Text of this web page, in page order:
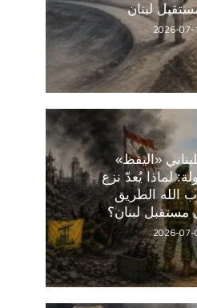
لبنان
2026-
«اليقظ»
لماذا يُعدّ نزع
الله الطريق
مستقبل لبنان؟
2026-07-